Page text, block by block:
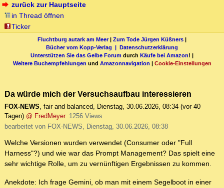
zurück zur Hauptseite
in Thread öffnen
Ticker
Fluchtburg autark am Meer| Zum Tode Jürgen Küßners |
Bücher vom Kopp-Verlag | Datenschutzerklärung
Unterstützen Sie das Gelbe Forum durch Käufe bei Amazon! |
Weitere Buchempfehlungen und Amazonnavigation | Cookie-Einstellungen
Da würde mich der Versuchsaufbau interessieren
FOX-NEWS, fair and balanced, Dienstag, 30.06.2026, 08:34 (vor 40
Tagen) @ FredMeyer 1256 Views
bearbeitet von FOX-NEWS, Dienstag, 30.06.2026, 08:38
Welche Versionen wurden verwendet (Consumer oder "Full
Harness"?) und wie war das Prompt Management? Das spielt eine
sehr wichtige Rolle, um zu vernünftigen Ergebnissen zu kommen.
Anekdote: Ich frage Gemini, ob man mit einem Segelboot in einer